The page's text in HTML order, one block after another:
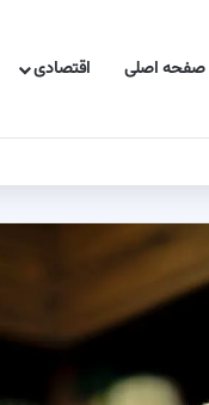
صفحه اصلی اقتصادی